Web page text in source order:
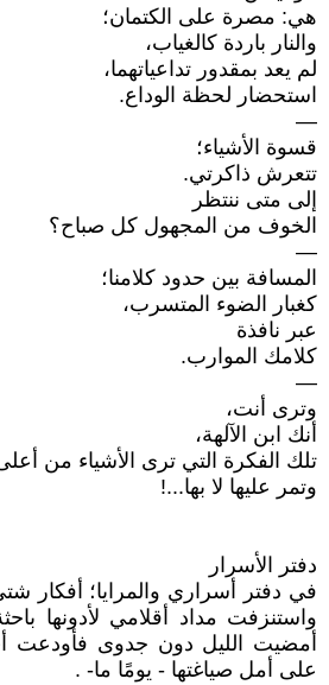
هي: مصرة على الكتمان؛
والنار باردة كالغياب،
لم يعد بمقدور تداعياتهما،
استحضار لحظة الوداع.
—
قسوة الأشياء؛
تتعرش ذاكرتي.
إلى متى ننتظر
الخوف من المجهول كل صباح؟
—
المسافة بين حدود كلامنا؛
كغبار الضوء المتسرب،
عبر نافذة
كلامك الموارب.
—
وترى أنت،
أنك ابن الآلهة،
تلك الفكرة التي ترى الأشياء من
وتمر عليها لا بها...!
دفتر الأسرار
في دفتر أسراري والمرايا؛ أفكار
واستنزفت مداد أقلامي لأدونها
أمضيت الليل دون جدوى فأودعت
على أمل صياغتها - يومًا ما- .